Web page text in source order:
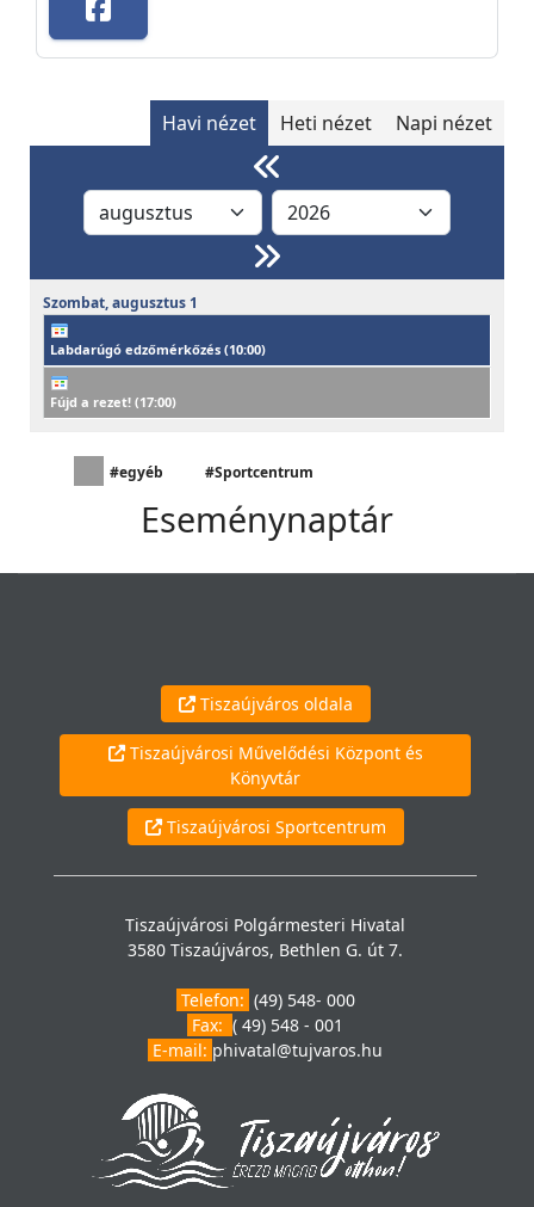
Havi nézet Heti nézet Napi nézet
Szombat,augusztus 1
Labdarúgó edzőmérkőzés (10:00)
Fújd a rezet! (17:00)
#egyéb #Sportcentrum
Eseménynaptár
Tiszaújváros oldala
Tiszaújvárosi Művelődési Központ és
Könyvtár
Tiszaújvárosi Sportcentrum
Tiszaújvárosi Polgármesteri Hivatal
3580 Tiszaújváros, Bethlen G. út 7.
Telefon: (49) 548- 000
Fax: ( 49) 548 - 001
E-mail: phivatal@tujvaros.hu